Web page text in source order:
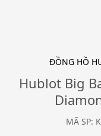
ĐỒNG HỒ
Hublot Big
MÃ SP: